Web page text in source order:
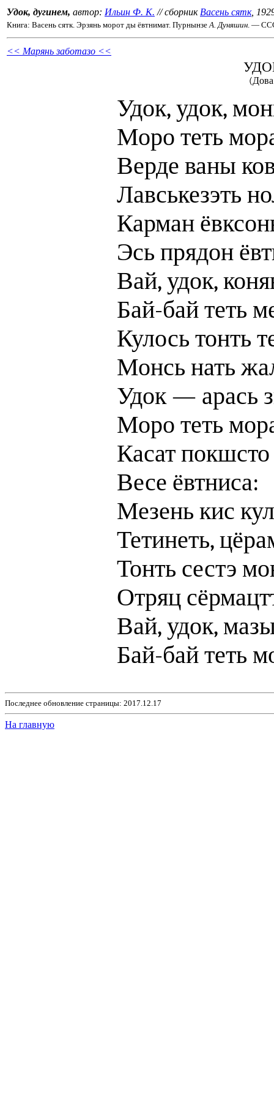
Удок, дугинем, автор: Ильин Ф. К. // сборник Васень сятк,
Книга: Васень сятк. Эрзянь морот ды ёвтнимат. ПурнынзеА. Дуняшин. —
<< Марянь заботазо <<
Удок, удок,
Моро теть
Верде ваны
Лавськезэть
Карман
Эсь прядон
Вай, удок,
Бай-бай теть
Кулось тонть
Монсь нать
Удок — арась
Моро теть
Касат
Весе ёвтниса:
Мезень кис
Тетинеть,
Тонть сестэ
Отряц
Вай, удок,
Бай-бай теть
Последнее обновление страницы: 2017.12.17
На главную